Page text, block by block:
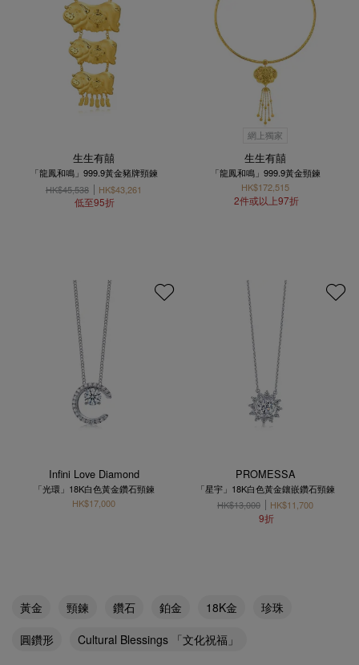
生生有囍
「龍鳳和鳴」999.9黃金豬牌頸鍊
HK$45,538
HK$43,261
低至95折
網上獨家
生生有囍
「龍鳳和鳴」999.9黃金頸鍊
HK$172,515
2件或以上97折
Infini Love Diamond
「光環」18K白色黃金鑽石頸鍊
HK$17,000
PROMESSA
「星宇」18K白色黃金鑲嵌鑽石頸鍊
HK$13,000
HK$11,700
9折
黃金 頸鍊 鑽石 鉑金 18K金
珍珠
圓鑽形
Cultural Blessings 「文化祝福」